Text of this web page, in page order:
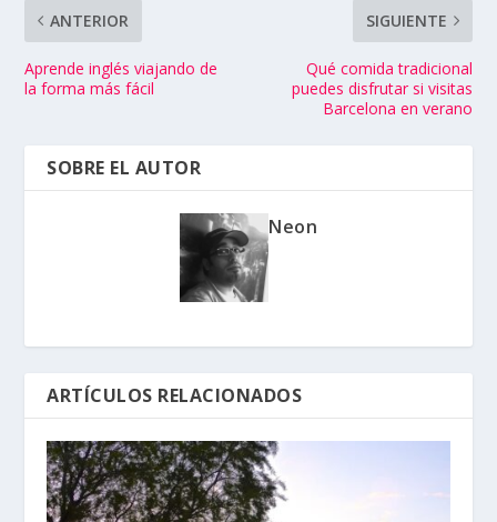
ANTERIOR
Aprende inglés viajando de
la forma más fácil
SIGUIENTE
Qué comida tradicional
puedes disfrutar si visitas
Barcelona en verano
SOBRE EL AUTOR
Neon
ARTÍCULOS RELACIONADOS